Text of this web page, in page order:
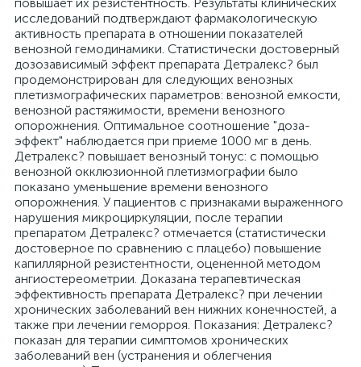
исследований подтверждают фармакологическую
активность препарата в отношении показателей
венозной гемодинамики. Статистически достоверный
дозозависимый эффект препарата Детралекс? был
продемонстрирован для следующих венозных
плетизмографических параметров: венозной емкости,
венозной растяжимости, времени венозного
опорожнения. Оптимальное соотношение "доза-
эффект" наблюдается при приеме 1000 мг в день.
Детралекс? повышает венозный тонус: с помощью
венозной окклюзионной плетизмографии было
показано уменьшение времени венозного
опорожнения. У пациентов с признаками выраженного
нарушения микроциркуляции, после терапии
препаратом Детралекс? отмечается (статистически
достоверное по сравнению с плацебо) повышение
капиллярной резистентности, оцененной методом
ангиостереометрии. Доказана терапевтическая
эффективность препарата Детралекс? при лечении
хронических заболеваний вен нижних конечностей, а
также при лечении геморроя. Показания: Детралекс?
показан для терапии симптомов хронических
заболеваний вен (устранения и облегчения